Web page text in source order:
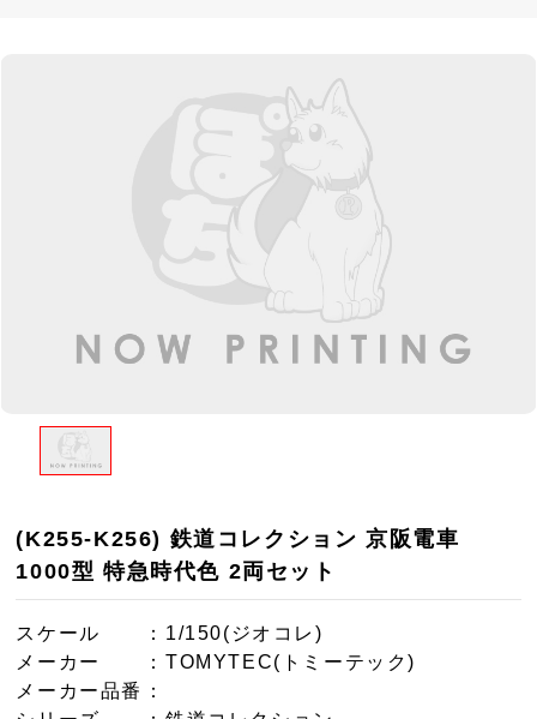
(K255-K256) 鉄道コレクション 京阪電車
1000型 特急時代色 2両セット
スケール
：1/150(ジオコレ)
メーカー
：TOMYTEC(トミーテック)
メーカー品番
：